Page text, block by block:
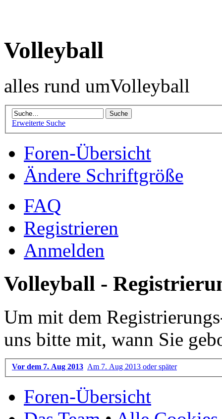
Volleyball
alles rund umVolleyball
Erweiterte Suche
Foren-Übersicht
Ändere Schriftgröße
FAQ
Registrieren
Anmelden
Volleyball -
Um mit dem
uns bitte mit, wann Sie
Vor dem 7. Aug 2013 Am 7. Aug 2013 oder später
Foren-Übersicht